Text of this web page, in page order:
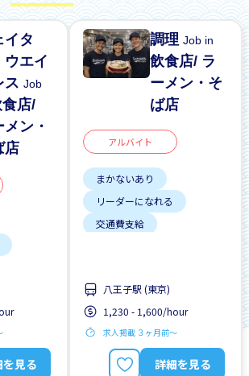
イタ
ウエイ
スJob
店/
メン・
店
書不要
用あり
見る
調理Job in
飲食店/ ラ
ーメン・そ
ば店
アルバイト
まかないあり
リーダーになれる
交通費支給
女性歓迎
履歴書不要
昇給
正社員登用あり
八王子駅 (東京)
1,230 - 1,600/hour
求人掲載 ３ヶ月前〜
詳細を見る